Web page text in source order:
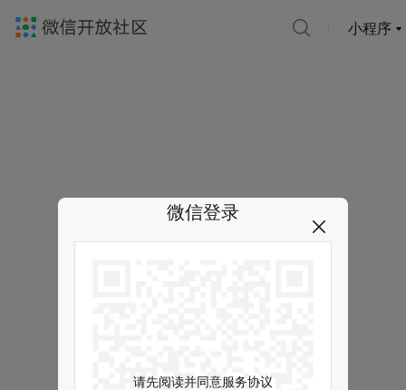
小程序
微信登录
请先阅读并同意服务协议